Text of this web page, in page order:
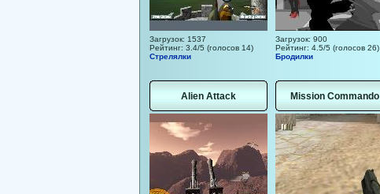
Загрузок: 1537
Рейтинг: 3.4/5 (голосов 14)
Стрелялки
Загрузок: 900
Рейтинг: 4.5/5 (голосов 26)
Бродилки
Alien Attack Mission Commando